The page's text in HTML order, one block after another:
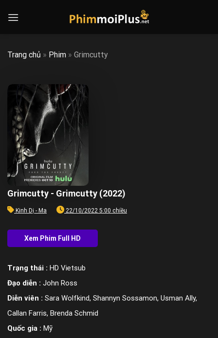
Trang chủ » Phim » Grimcutty
Grimcutty - Grimcutty (2022)
Kinh Dị - Ma 22/10/2022 5:00 chiều
Trạng thái : HD Vietsub
Đạo diễn : John Ross
Diễn viên : Sara Wolfkind, Shannyn Sossamon, Usman Ally,
Callan Farris, Brenda Schmid
Quốc gia : Mỹ